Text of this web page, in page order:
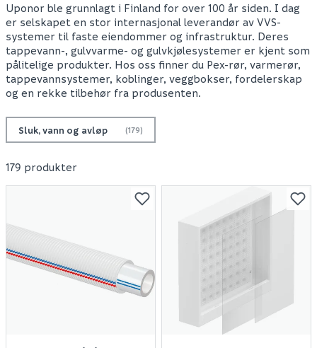
Uponor ble grunnlagt i Finland for over 100 år siden. I dag
er selskapet en stor internasjonal leverandør av VVS-
systemer til faste eiendommer og infrastruktur. Deres
tappevann-, gulvvarme- og gulvkjølesystemer er kjent som
pålitelige produkter. Hos oss finner du Pex-rør, varmerør,
tappevannsystemer, koblinger, veggbokser, fordelerskap
og en rekke tilbehør fra produsenten.
Sluk, vann og avløp (179)
179 produkter